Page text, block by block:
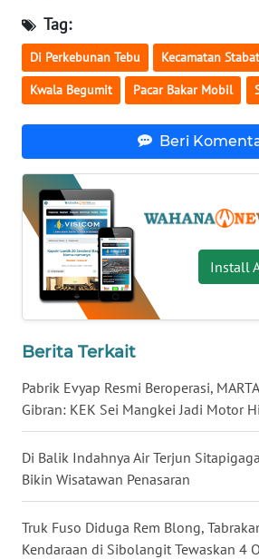
Tag:
Di Perkebunan Tebu Kecamatan
Kwala Begumit Pacar Bakar Mobil
Beri
Install
Berita Terkait
Pabrik Evyap Resmi Beroperasi,
Gibran: KEK Sei Mangkei Jadi Motor
Di Balik Indahnya Air Terjun
Bikin Wisatawan Penasaran
Truk Fuso Diduga Rem Blong,
Kendaraan di Sibolangit Tewaskan 4
WN
SULSEL
WN
GORONTALO
SULUT
WN
MALUKU
WN
MALUT
WN
TOBA
NIAS